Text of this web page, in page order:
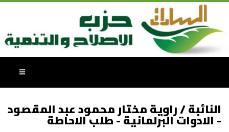
النائبة / راوية مختار محمود عبد المقصود
- الادوات البرلمانية - طلب الاحاطة